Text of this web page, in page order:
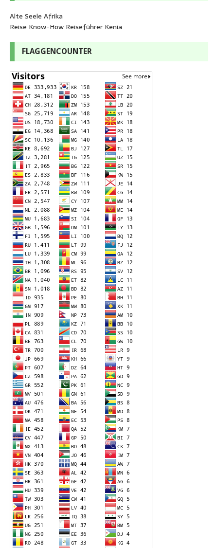
Alte Seele Afrika
Reise Know-How Reiseführer Kenia
FLAGGENCOUNTER